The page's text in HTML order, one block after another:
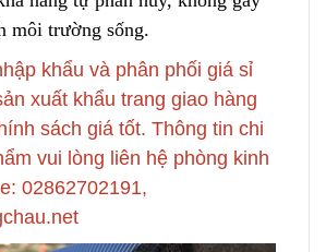
môi trường sống.
khẩu và phân phối giá sỉ
xuất khẩu trang giao hàng
sách giá tốt. Thông tin chi
vui lòng liên hệ phòng kinh
02862702191,